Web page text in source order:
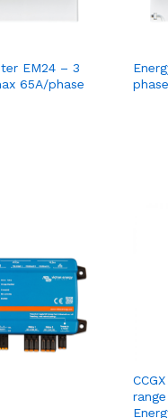
EM24 – 3
65A/phase